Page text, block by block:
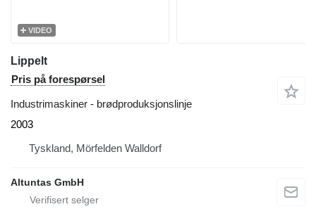
VIDEO
Lippelt
Pris på forespørsel
Industrimaskiner - brødproduksjonslinje
2003
Tyskland, Mörfelden Walldorf
Altuntas GmbH